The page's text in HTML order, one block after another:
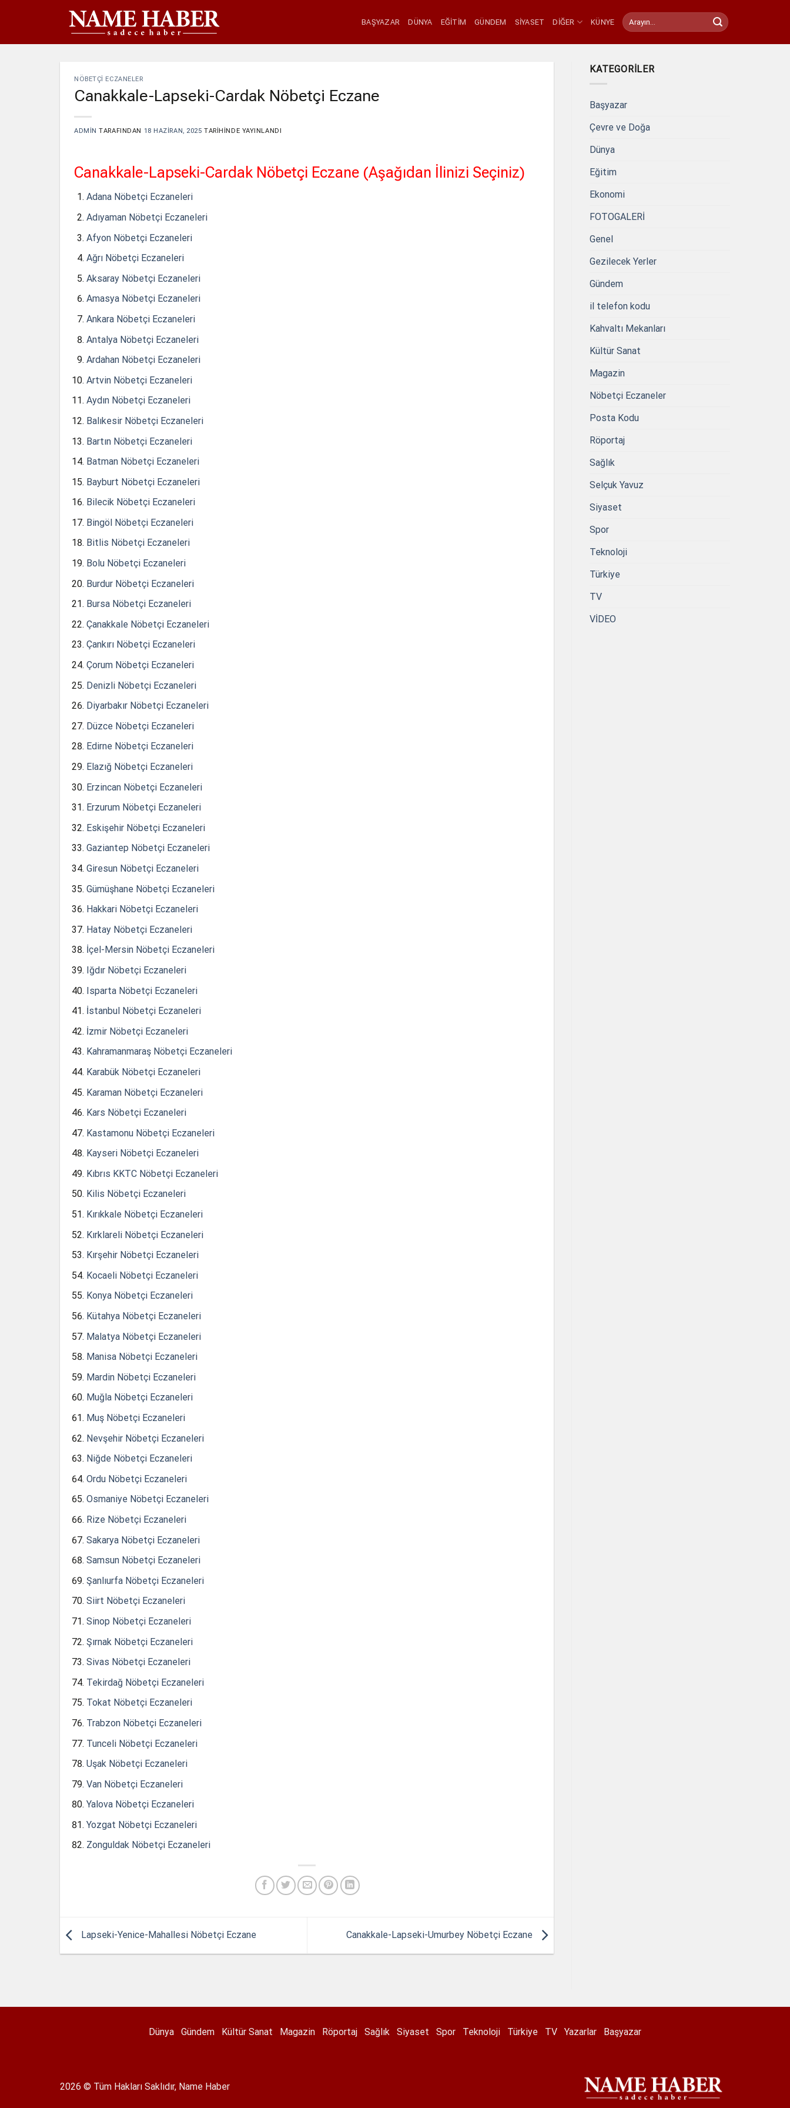
BAŞYAZAR DÜNYA EĞITIM GÜNDEM SIYASET DIĞER KÜNYE
NÖBETÇI ECZANELER
Canakkale-Lapseki-Cardak Nöbetçi Eczane
ADMIN TARAFINDAN 18 HAZIRAN, 2025 TARIHINDE YAYINLANDI
Canakkale-Lapseki-Cardak Nöbetçi Eczane (Aşağıdan İlinizi Seçiniz)
Adana Nöbetçi Eczaneleri
Adıyaman Nöbetçi Eczaneleri
Afyon Nöbetçi Eczaneleri
Ağrı Nöbetçi Eczaneleri
Aksaray Nöbetçi Eczaneleri
Amasya Nöbetçi Eczaneleri
Ankara Nöbetçi Eczaneleri
Antalya Nöbetçi Eczaneleri
Ardahan Nöbetçi Eczaneleri
Artvin Nöbetçi Eczaneleri
Aydın Nöbetçi Eczaneleri
Balıkesir Nöbetçi Eczaneleri
Bartın Nöbetçi Eczaneleri
Batman Nöbetçi Eczaneleri
Bayburt Nöbetçi Eczaneleri
Bilecik Nöbetçi Eczaneleri
Bingöl Nöbetçi Eczaneleri
Bitlis Nöbetçi Eczaneleri
Bolu Nöbetçi Eczaneleri
Burdur Nöbetçi Eczaneleri
Bursa Nöbetçi Eczaneleri
Çanakkale Nöbetçi Eczaneleri
Çankırı Nöbetçi Eczaneleri
Çorum Nöbetçi Eczaneleri
Denizli Nöbetçi Eczaneleri
Diyarbakır Nöbetçi Eczaneleri
Düzce Nöbetçi Eczaneleri
Edirne Nöbetçi Eczaneleri
Elazığ Nöbetçi Eczaneleri
Erzincan Nöbetçi Eczaneleri
Erzurum Nöbetçi Eczaneleri
Eskişehir Nöbetçi Eczaneleri
Gaziantep Nöbetçi Eczaneleri
Giresun Nöbetçi Eczaneleri
Gümüşhane Nöbetçi Eczaneleri
Hakkari Nöbetçi Eczaneleri
Hatay Nöbetçi Eczaneleri
İçel-Mersin Nöbetçi Eczaneleri
Iğdır Nöbetçi Eczaneleri
Isparta Nöbetçi Eczaneleri
İstanbul Nöbetçi Eczaneleri
İzmir Nöbetçi Eczaneleri
Kahramanmaraş Nöbetçi Eczaneleri
Karabük Nöbetçi Eczaneleri
Karaman Nöbetçi Eczaneleri
Kars Nöbetçi Eczaneleri
Kastamonu Nöbetçi Eczaneleri
Kayseri Nöbetçi Eczaneleri
Kıbrıs KKTC Nöbetçi Eczaneleri
Kilis Nöbetçi Eczaneleri
Kırıkkale Nöbetçi Eczaneleri
Kırklareli Nöbetçi Eczaneleri
Kırşehir Nöbetçi Eczaneleri
Kocaeli Nöbetçi Eczaneleri
Konya Nöbetçi Eczaneleri
Kütahya Nöbetçi Eczaneleri
Malatya Nöbetçi Eczaneleri
Manisa Nöbetçi Eczaneleri
Mardin Nöbetçi Eczaneleri
Muğla Nöbetçi Eczaneleri
Muş Nöbetçi Eczaneleri
Nevşehir Nöbetçi Eczaneleri
Niğde Nöbetçi Eczaneleri
Ordu Nöbetçi Eczaneleri
Osmaniye Nöbetçi Eczaneleri
Rize Nöbetçi Eczaneleri
Sakarya Nöbetçi Eczaneleri
Samsun Nöbetçi Eczaneleri
Şanlıurfa Nöbetçi Eczaneleri
Siirt Nöbetçi Eczaneleri
Sinop Nöbetçi Eczaneleri
Şırnak Nöbetçi Eczaneleri
Sivas Nöbetçi Eczaneleri
Tekirdağ Nöbetçi Eczaneleri
Tokat Nöbetçi Eczaneleri
Trabzon Nöbetçi Eczaneleri
Tunceli Nöbetçi Eczaneleri
Uşak Nöbetçi Eczaneleri
Van Nöbetçi Eczaneleri
Yalova Nöbetçi Eczaneleri
Yozgat Nöbetçi Eczaneleri
Zonguldak Nöbetçi Eczaneleri
Lapseki-Yenice-Mahallesi Nöbetçi Eczane Canakkale-Lapseki-Umurbey Nöbetçi Eczane
KATEGORILER
Başyazar
Çevre ve Doğa
Dünya
Eğitim
Ekonomi
FOTOGALERİ
Genel
Gezilecek Yerler
Gündem
il telefon kodu
Kahvaltı Mekanları
Kültür Sanat
Magazin
Nöbetçi Eczaneler
Posta Kodu
Röportaj
Sağlık
Selçuk Yavuz
Siyaset
Spor
Teknoloji
Türkiye
TV
VİDEO
Dünya Gündem Kültür Sanat Magazin Röportaj Sağlık Siyaset Spor Teknoloji Türkiye TV Yazarlar Başyazar
2026 © Tüm Hakları Saklıdır, Name Haber